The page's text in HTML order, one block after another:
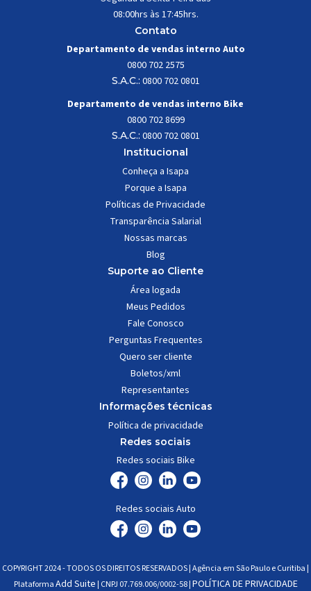
08:00hrs às 17:45hrs.
Contato
Departamento de vendas interno Auto
0800 702 2575
S.A.C.: 0800 702 0801
Departamento de vendas interno Bike
0800 702 8699
S.A.C.: 0800 702 0801
Institucional
Conheça a Isapa
Porque a Isapa
Políticas de Privacidade
Transparência Salarial
Nossas marcas
Blog
Suporte ao Cliente
Área logada
Meus Pedidos
Fale Conosco
Perguntas Frequentes
Quero ser cliente
Boletos/xml
Representantes
Informações técnicas
Política de privacidade
Redes sociais
Redes sociais Bike
Redes sociais Auto
COPYRIGHT 2024 - TODOS OS DIREITOS RESERVADOS | Agência em São Paulo e Curitiba |
PlataformaAdd Suite | CNPJ 07.769.006/0002-58 |POLÍTICA DE PRIVACIDADE